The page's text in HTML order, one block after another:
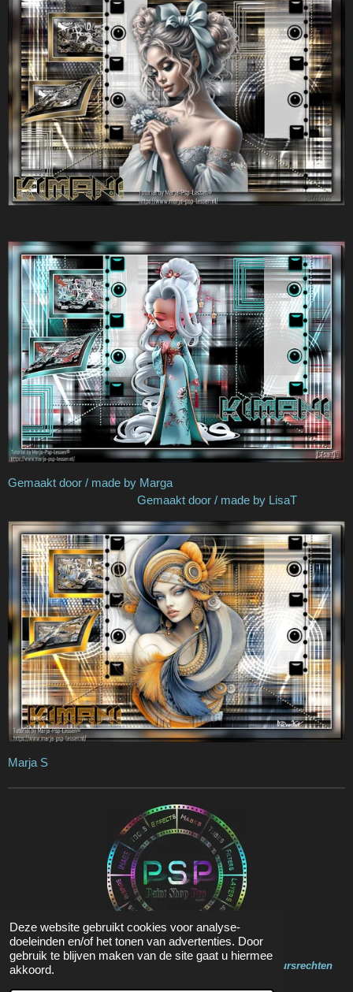
Deze website gebruikt cookies voor analyse-
doeleinden en/of het tonen van advertenties. Door
gebruik te blijven maken van de site gaat u hiermee
akkoord.
Gemaakt door / made by Marga
Gemaakt door / made by LisaT
Marja S
Op de inhoud van deze website zit Copyright en Auteursrechten